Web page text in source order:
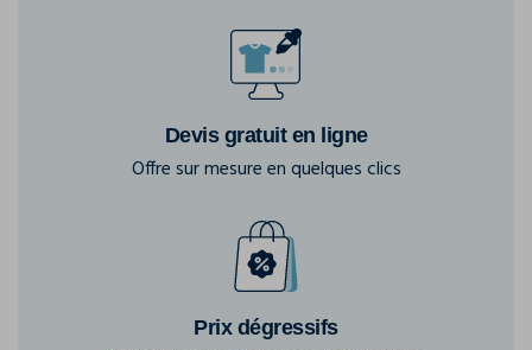
Devis gratuit en ligne
Offre sur mesure en quelques clics
Prix dégressifs